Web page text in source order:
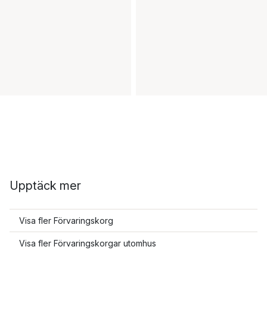
Upptäck mer
Visa fler Förvaringskorg
Visa fler Förvaringskorgar utomhus